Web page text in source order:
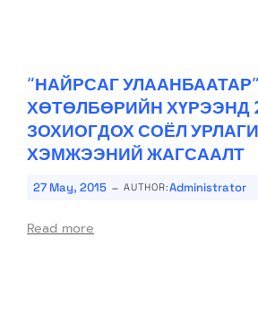
“НАЙРСАГ УЛААНБААТАР”
ХӨТӨЛБӨРИЙН ХҮРЭЭНД
ЗОХИОГДОХ СОЁЛ
ХЭМЖЭЭНИЙ ЖАГСААЛТ
27 May, 2015 - AUTHOR:Administrator
Read more